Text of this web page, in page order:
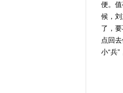
便。
候，
了，
点回
小“兵”